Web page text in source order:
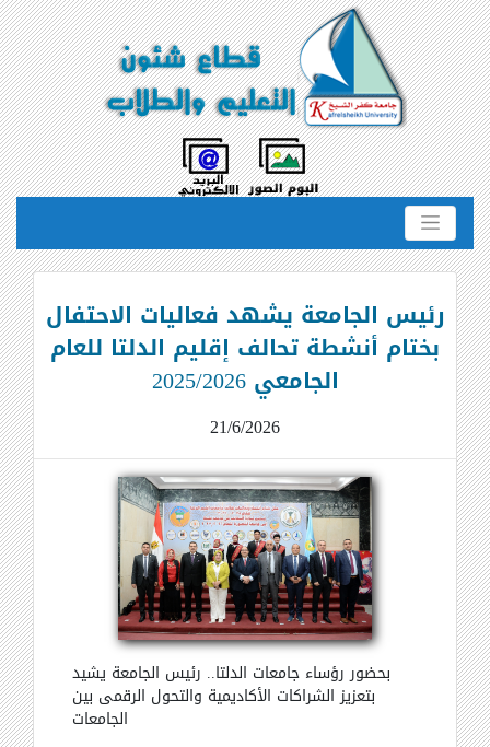
رئيس الجامعة يشهد فعاليات الاحتفال
بختام أنشطة تحالف إقليم الدلتا للعام
الجامعي 2025/2026
21/6/2026
بحضور رؤساء جامعات الدلتا.. رئيس الجامعة يشيد
بتعزيز الشراكات الأكاديمية والتحول الرقمي بين
الجامعات